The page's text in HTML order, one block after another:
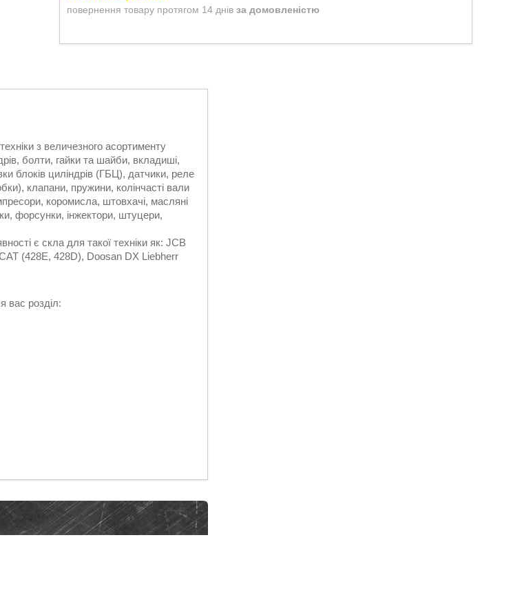
повернення товару протягом 14 днів за домовленістю
з величезного асортименту
болти, гайки та шайби, вкладиші,
блоків циліндрів (ГБЦ), датчики, реле
клапани, пружини, колінчасті вали
коромисла, штовхачі, масляні
форсунки, інжектори, штуцери,
є скла для такої техніки як: JCB
(428E, 428D), Doosan DX Liebherr
вас розділ: